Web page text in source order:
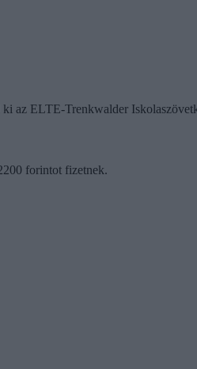
az ELTE-Trenkwalder
forintot fizetnek.